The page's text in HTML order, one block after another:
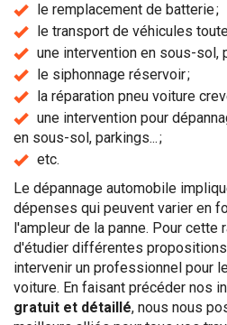
le remplacement de batterie ;
le transport de véhicules
une intervention en sous-sol,
le siphonnage réservoir ;
la réparation pneu voiture
une intervention pour
en sous-sol, parkings... ;
etc.
Le dépannage automobile
dépenses qui peuvent varier en
l'ampleur de la panne. Pour
d'étudier différentes
intervenir un professionnel pour
voiture. En faisant précéder nos
gratuit et détaillé, nous nous